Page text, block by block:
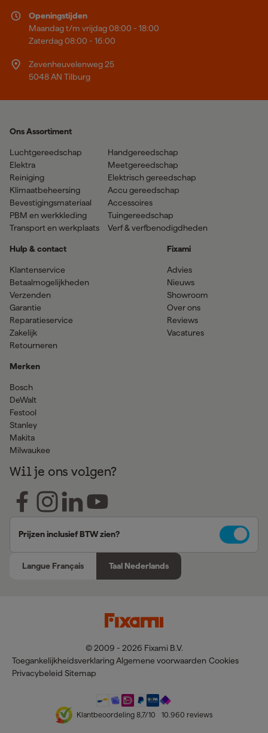
Openingstijden
Maandag t/m vrijdag 08:00 - 18:00
Zaterdag 08:00 - 16:00
Zevenheuvelenweg 25
5048 AN Tilburg
Ons Assortiment
Luchtgereedschap
Elektra
Reiniging
Klimaatbeheersing
Bevestigingsmateriaal
PBM en werkkleding
Transport en werkplaats
Handgereedschap
Meetgereedschap
Elektrisch gereedschap
Accu gereedschap
Accessoires
Tuingereedschap
Verf & verfbenodigdheden
Hulp & contact
Klantenservice
Betaalmogelijkheden
Verzenden
Garantie
Reparatieservice
Zakelijk
Retourneren
Merken
Bosch
DeWalt
Festool
Stanley
Makita
Milwaukee
Fixami
Advies
Nieuws
Showroom
Over ons
Reviews
Vacatures
Wil je ons volgen?
Prijzen inclusief BTW zien?
Langue Français Taal Nederlands
© 2009 - 2026 Fixami B.V.
Toegankelijkheidsverklaring Algemene voorwaarden Cookies
Privacybeleid Sitemap
Klantbeoordeling 8,7/10 10.960 reviews